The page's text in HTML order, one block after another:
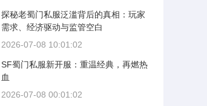
探秘老蜀门私服泛滥背后的真相：玩家
需求、经济驱动与监管空白
2026-07-08 10:01:02
SF蜀门私服新开服：重温经典，再燃热
血
2026-07-08 00:01:02